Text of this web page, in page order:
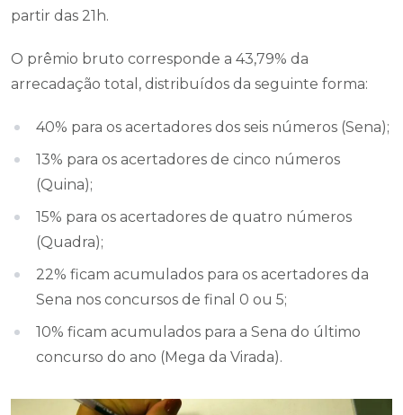
partir das 21h.
O prêmio bruto corresponde a 43,79% da
arrecadação total, distribuídos da seguinte forma:
40% para os acertadores dos seis números (Sena);
13% para os acertadores de cinco números
(Quina);
15% para os acertadores de quatro números
(Quadra);
22% ficam acumulados para os acertadores da
Sena nos concursos de final 0 ou 5;
10% ficam acumulados para a Sena do último
concurso do ano (Mega da Virada).